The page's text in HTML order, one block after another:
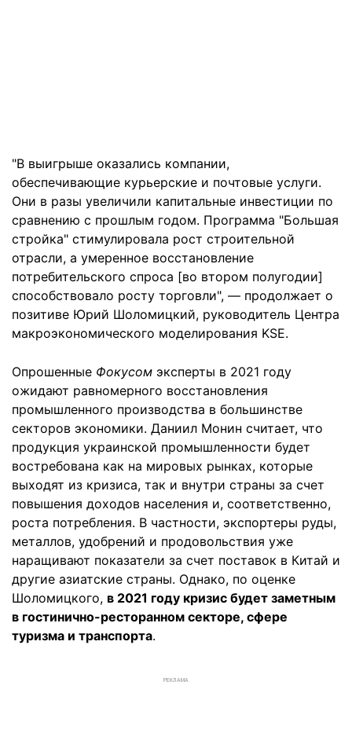
"В выигрыше оказались компании,
обеспечивающие курьерские и почтовые услуги.
Они в разы увеличили капитальные инвестиции по
сравнению с прошлым годом. Программа "Большая
стройка" стимулировала рост строительной
отрасли, а умеренное восстановление
потребительского спроса [во втором полугодии]
способствовало росту торговли", — продолжает о
позитиве Юрий Шоломицкий, руководитель Центра
макроэкономического моделирования KSE.
Опрошенные Фокусом эксперты в 2021 году
ожидают равномерного восстановления
промышленного производства в большинстве
секторов экономики. Даниил Монин считает, что
продукция украинской промышленности будет
востребована как на мировых рынках, которые
выходят из кризиса, так и внутри страны за счет
повышения доходов населения и, соответственно,
роста потребления. В частности, экспортеры руды,
металлов, удобрений и продовольствия уже
наращивают показатели за счет поставок в Китай и
другие азиатские страны. Однако, по оценке
Шоломицкого, в 2021 году кризис будет заметным
в гостинично-ресторанном секторе, сфере
туризма и транспорта.
РЕКЛАМА